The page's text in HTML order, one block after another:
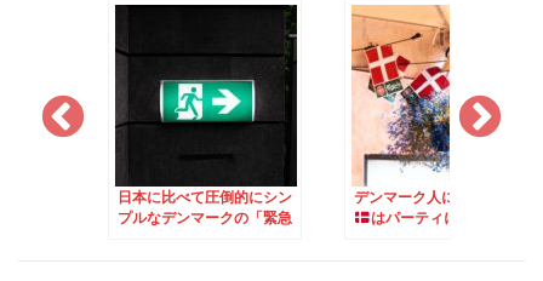
デンマーク人にとって国旗
はパーティに欠かせない
北欧では、体温はお
る？！